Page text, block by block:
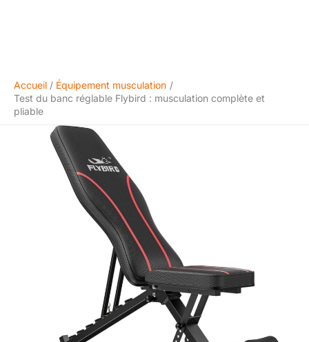
Accueil
Équipement musculation
Test du banc réglable Flybird : musculation complète et
pliable